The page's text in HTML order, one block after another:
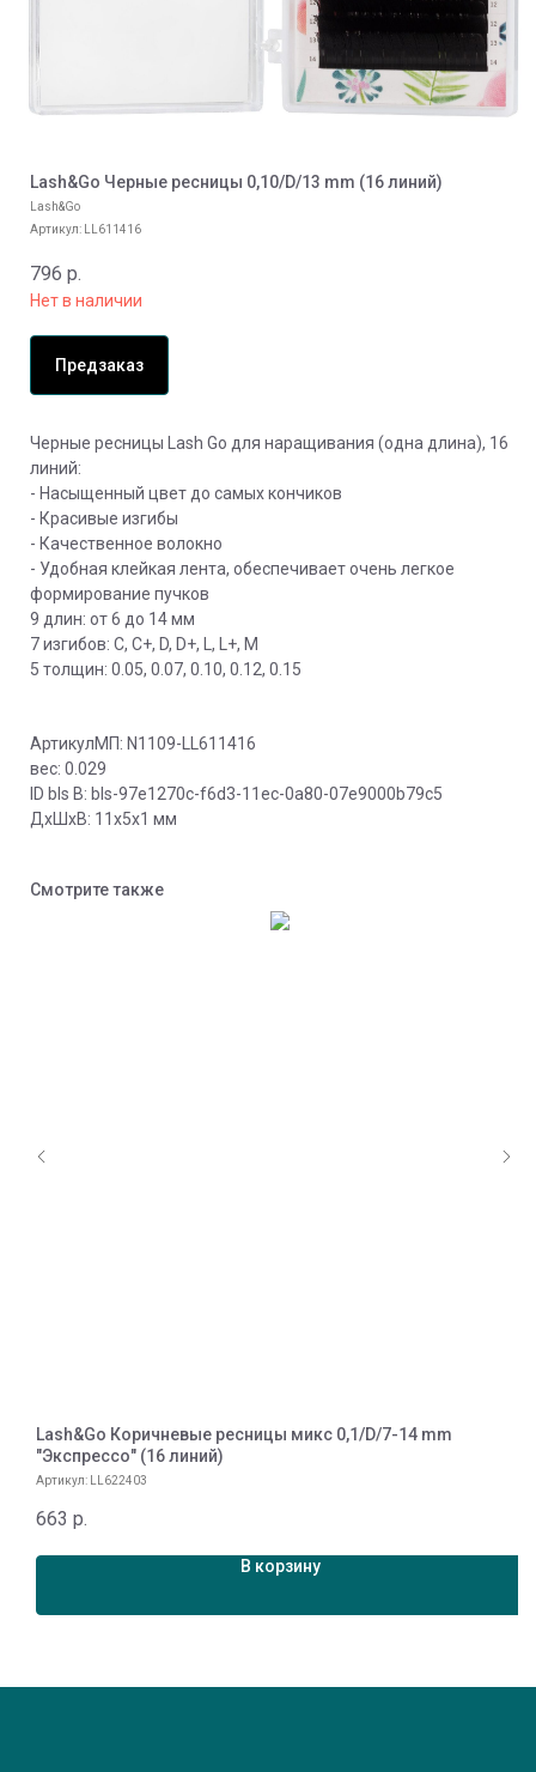
Lash&Go Черные ресницы 0,10/D/13 mm (16 линий)
Lash&Go
Артикул:
LL611416
796 р.
Нет в наличии
Предзаказ
Черные ресницы Lash Go для наращивания (одна длина), 16
линий:
- Насыщенный цвет до самых кончиков
- Красивые изгибы
- Качественное волокно
- Удобная клейкая лента, обеспечивает очень легкое
формирование пучков
9 длин: от 6 до 14 мм
7 изгибов: C, C+, D, D+, L, L+, M
5 толщин: 0.05, 0.07, 0.10, 0.12, 0.15
АртикулМП: N1109-LL611416
вес: 0.029
ID bls В: bls-97e1270c-f6d3-11ec-0a80-07e9000b79c5
ДxШxВ: 11x5x1 мм
Смотрите также
Lash&Go Коричневые ресницы микс 0,1/D/7-14 mm
"Экспрессо" (16 линий)
Артикул: LL622403
663 р.
В корзину